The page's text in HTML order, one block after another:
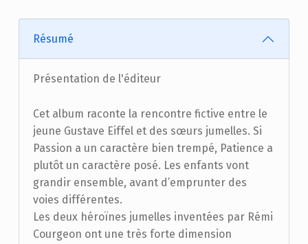
Résumé
Présentation de l'éditeur
Cet album raconte la rencontre fictive entre le
jeune Gustave Eiffel et des sœurs jumelles. Si
Passion a un caractère bien trempé, Patience a
plutôt un caractère posé. Les enfants vont
grandir ensemble, avant d’emprunter des
voies différentes.
Les deux héroïnes jumelles inventées par Rémi
Courgeon ont une très forte dimension